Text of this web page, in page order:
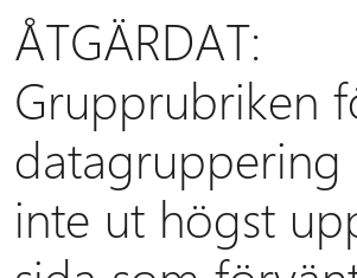
ÅTGÄRDAT:
Grupprubriken
datagruppering
inte ut högst